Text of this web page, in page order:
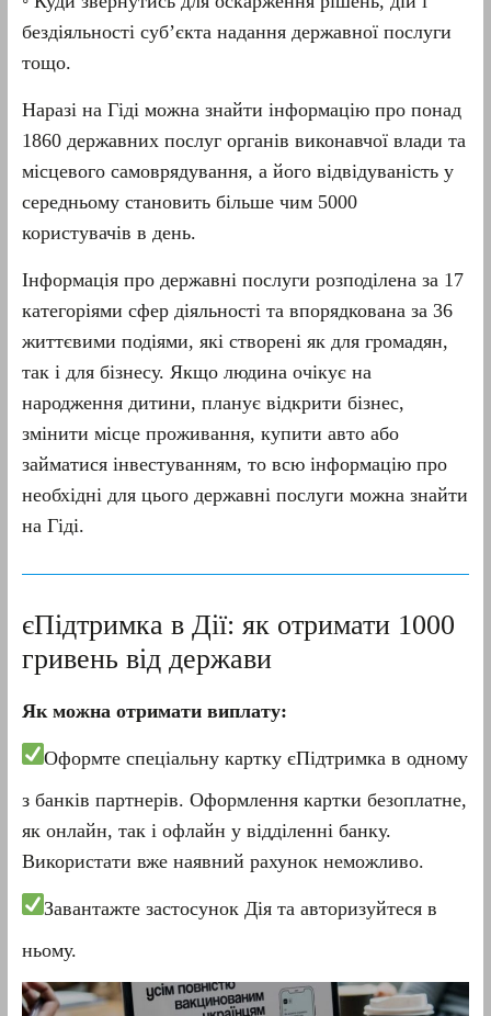
бездіяльності суб’єкта надання державної послуги
тощо.
Наразі на Гіді можна знайти інформацію про понад
1860 державних послуг органів виконавчої влади та
місцевого самоврядування, а його відвідуваність у
середньому становить більше чим 5000
користувачів в день.
Інформація про державні послуги розподілена за 17
категоріями сфер діяльності та впорядкована за 36
життєвими подіями, які створені як для громадян,
так і для бізнесу. Якщо людина очікує на
народження дитини, планує відкрити бізнес,
змінити місце проживання, купити авто або
займатися інвестуванням, то всю інформацію про
необхідні для цього державні послуги можна знайти
на Гіді.
єПідтримка в Дії: як отримати 1000
гривень від держави
Як можна отримати виплату:
Оформте спеціальну картку єПідтримка в одному
з банків партнерів. Оформлення картки безоплатне,
як онлайн, так і офлайн у відділенні банку.
Використати вже наявний рахунок неможливо.
Завантажте застосунок Дія та авторизуйтеся в
ньому.